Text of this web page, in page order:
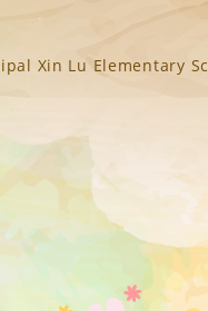
Xin Lu Elementary